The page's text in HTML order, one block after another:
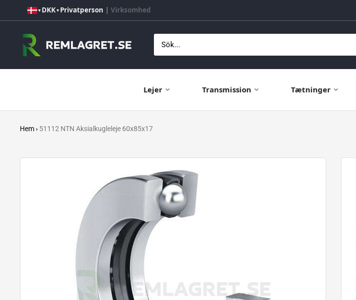
till
innehåll
▼ DKK▼ Privatperson | Virksomhed
Remlagret.se
Lejer Transmission Tætninger
Hem› 51112 NTN Aksialkugleleje 60x85x17